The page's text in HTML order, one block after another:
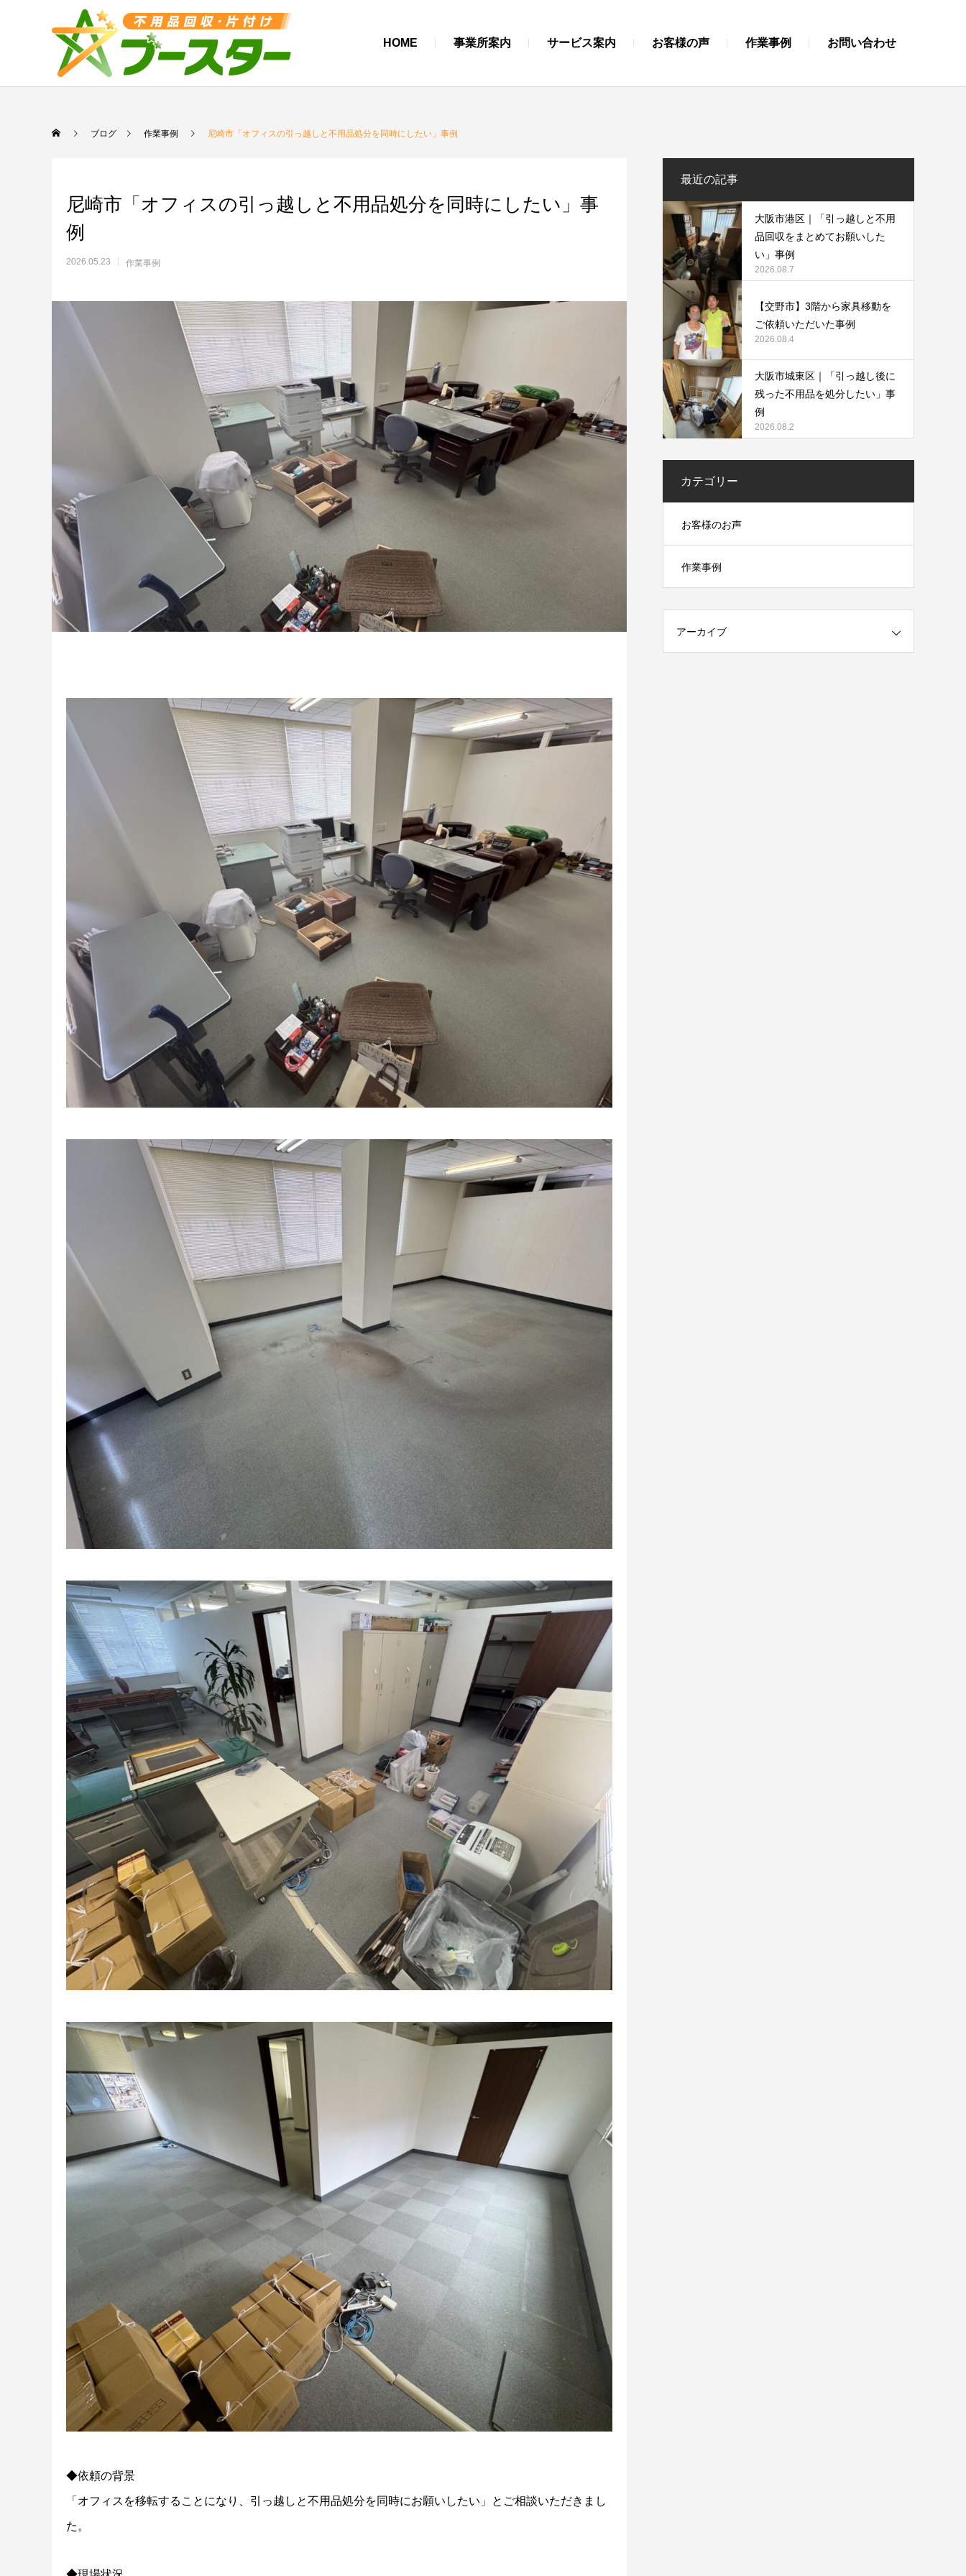
HOME 事業所案内 サービス案内 お客様の声 作業事例 お問い合わせ
ブログ 作業事例 尼崎市「オフィスの引っ越しと不用品処分を同時にしたい」事例
尼崎市「オフィスの引っ越しと不用品処分を同時にしたい」事
例
2026.05.23 作業事例
◆依頼の背景
「オフィスを移転することになり、引っ越しと不用品処分を同時にお願いしたい」とご相談いただきまし
た。
最近の記事
大阪市港区｜「引っ越しと不用
品回収をまとめてお願いした
い」事例
2026.08.7
【交野市】3階から家具移動を
ご依頼いただいた事例
2026.08.4
大阪市城東区｜「引っ越し後に
残った不用品を処分したい」事
例
2026.08.2
カテゴリー
お客様のお声
作業事例
アーカイブ